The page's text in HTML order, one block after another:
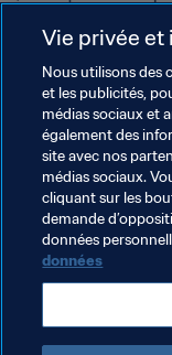
à y rester en
et l'initiative.
Serneels avait
déceptions de sa
joueuses ont
pour écrire avec
football féminin.
dans une grande
scène
(6200 fans
Vie privée
Nous utilisons des
et les publicités,
médias sociaux et
également des
site avec nos
médias sociaux.
cliquant sur les
demande
données
données